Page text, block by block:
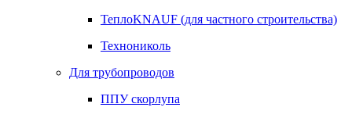
ТеплоKNAUF (для частного строительства)
Технониколь
Для трубопроводов
ППУ скорлупа